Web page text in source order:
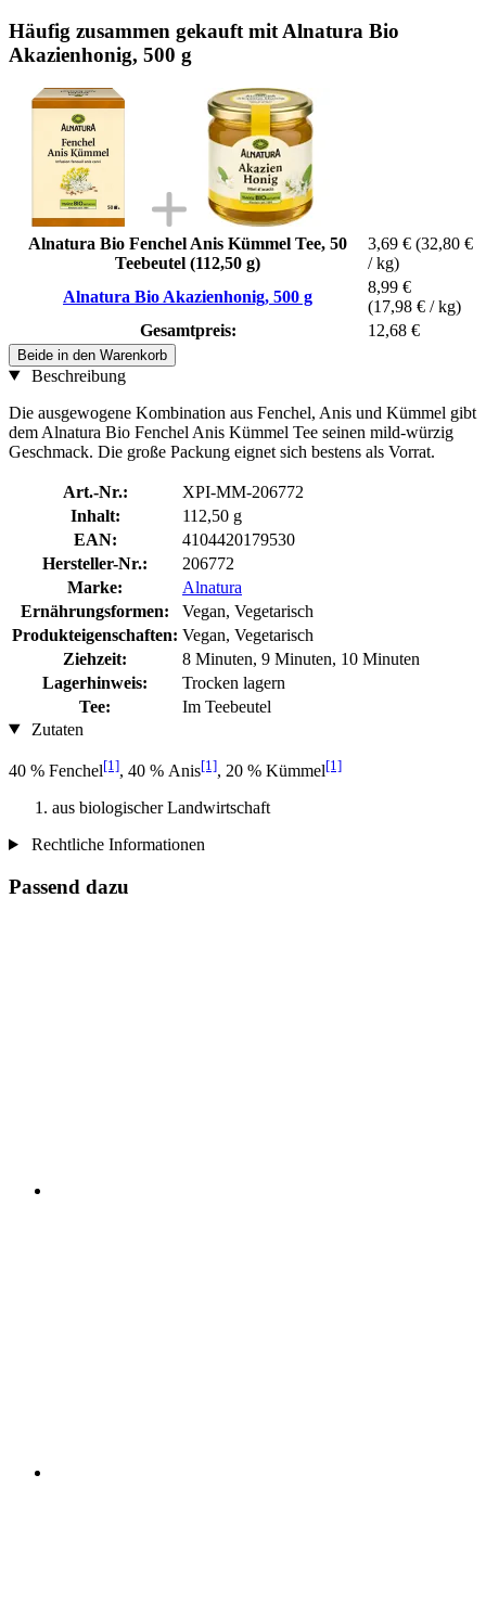
Häufig zusammen gekauft mit Alnatura Bio
Akazienhonig, 500 g
Alnatura Bio Fenchel Anis Kümmel Tee, 50
Teebeutel (112,50 g)
3,69 € (32,80 €
/ kg)
Alnatura Bio Akazienhonig, 500 g
8,99 €
(17,98 € / kg)
Gesamtpreis:
12,68 €
Beide in den Warenkorb
Beschreibung
Die ausgewogene Kombination aus Fenchel, Anis und Kümmel gibt
dem Alnatura Bio Fenchel Anis Kümmel Tee seinen mild-würzig
Geschmack. Die große Packung eignet sich bestens als Vorrat.
Art.-Nr.:
XPI-MM-206772
Inhalt:
112,50 g
EAN:
4104420179530
Hersteller-Nr.:
206772
Marke:
Alnatura
Ernährungsformen:
Vegan, Vegetarisch
Produkteigenschaften: Vegan, Vegetarisch
Ziehzeit:
8 Minuten, 9 Minuten, 10 Minuten
Lagerhinweis:
Trocken lagern
Tee:
Im Teebeutel
Zutaten
40 % Fenchel[1], 40 % Anis[1], 20 % Kümmel[1]
aus biologischer Landwirtschaft
Rechtliche Informationen
Passend dazu